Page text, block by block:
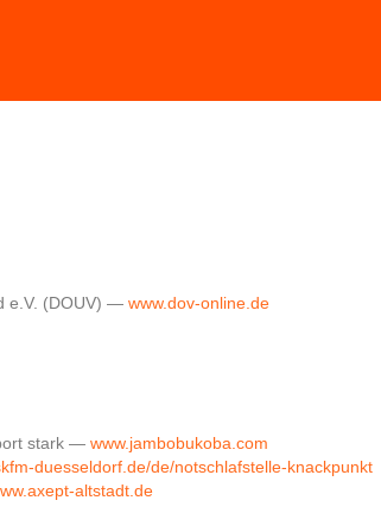
e.V. (DOUV) — www.dov-online.de
stark — www.jambobukoba.com
duesseldorf.de/de/notschlafstelle-knackpunkt
altstadt.de